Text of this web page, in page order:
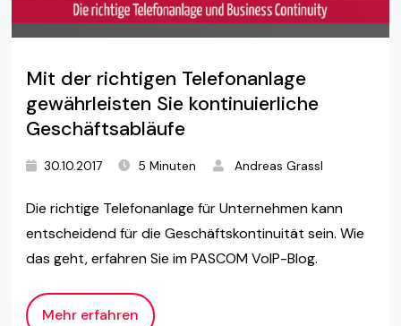
Mit der richtigen Telefonanlage
gewährleisten Sie kontinuierliche
Geschäftsabläufe
30.10.2017 5 Minuten Andreas Grassl
Die richtige Telefonanlage für Unternehmen kann
entscheidend für die Geschäftskontinuität sein. Wie
das geht, erfahren Sie im PASCOM VoIP-Blog.
Mehr erfahren